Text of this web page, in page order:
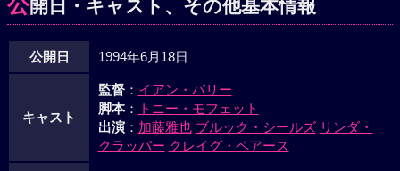
開日・キャスト、その他基本情報
公開日 1994年6月18日
キャスト
監督： イアン・バリー
脚本：
トニー・モフェット
出演： 加藤雅也 ブルック・シールズ リンダ・
クラッパー クレイグ・ペアース